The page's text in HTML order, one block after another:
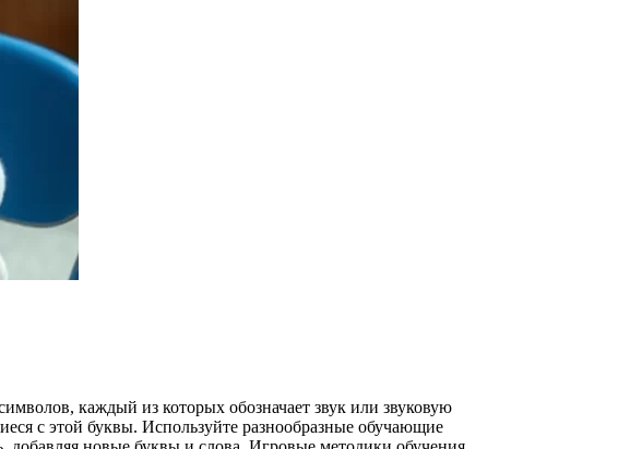
каждый из которых обозначает звук или звуковую
с этой буквы. Используйте разнообразные обучающие